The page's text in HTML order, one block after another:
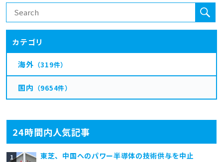
24時間内人気記事
東芝、中国へのパワー半導体の技術供与を中止
カテゴリ
海外 （319件）
国内 （9654件）